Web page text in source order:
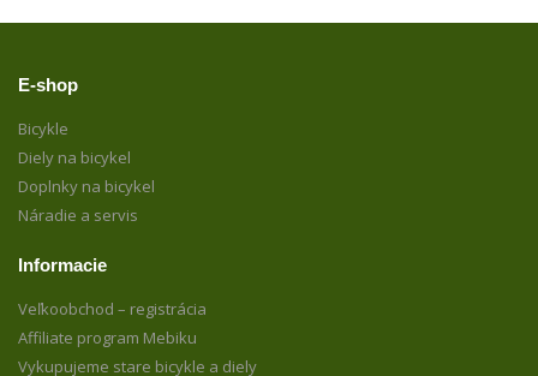
E-shop
Bicykle
Diely na bicykel
Doplnky na bicykel
Náradie a servis
Informacie
Veľkoobchod – registrácia
Affiliate program Mebiku
Vykupujeme stare bicykle a diely